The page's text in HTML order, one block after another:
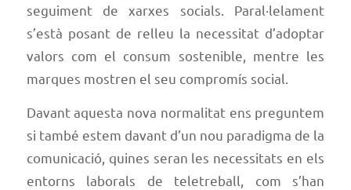
seguiment de xarxes socials. Paral·lelament
s’està posant de relleu la necessitat d’adoptar
valors com el consum sostenible, mentre les
marques mostren el seu compromís social.
Davant aquesta nova normalitat ens preguntem
si també estem davant d’un nou paradigma de la
comunicació, quines seran les necessitats en els
entorns laborals de teletreball, com s’han